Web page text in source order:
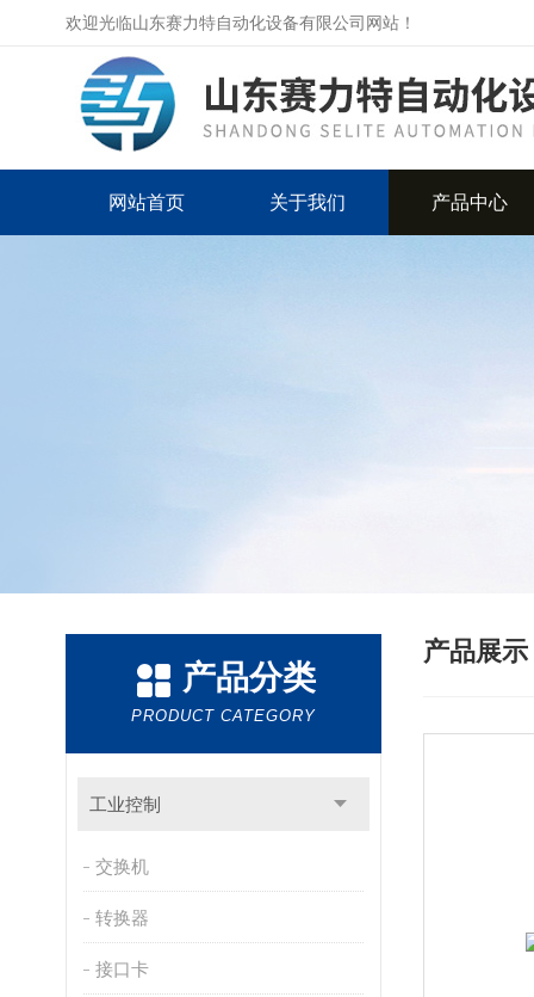
欢迎光临山东赛力特自动化设备有限公司网站！
网站首页 关于我们 产品中心
产品分类
PRODUCT CATEGORY
工业控制
交换机
转换器
接口卡
产品展示